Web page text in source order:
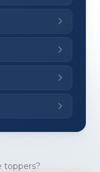
toppers?